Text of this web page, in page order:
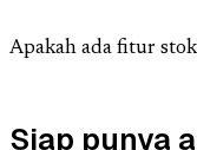
Apakah ada fitur
Siap punya